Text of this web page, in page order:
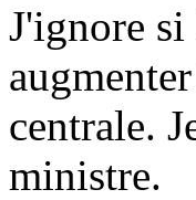
J'ignore si
centrale.
ministre.